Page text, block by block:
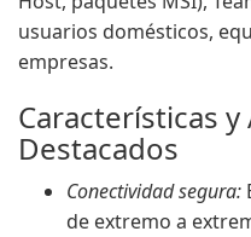
usuarios domésticos,
empresas.
Características y
Destacados
Conectividad segura:
de extremo a